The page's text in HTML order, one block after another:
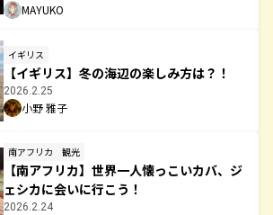
MAYUKO
イギリス
【イギリス】冬の海辺の楽しみ方は？！
2026.2.25
小野 雅子
南アフリカ 観光
【南アフリカ】世界一人懐っこいカバ、ジ
ェシカに会いに行こう！
2026.2.24